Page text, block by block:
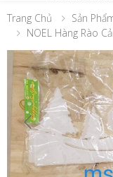
Trang Chủ
Sản
NOEL Hàng Rào